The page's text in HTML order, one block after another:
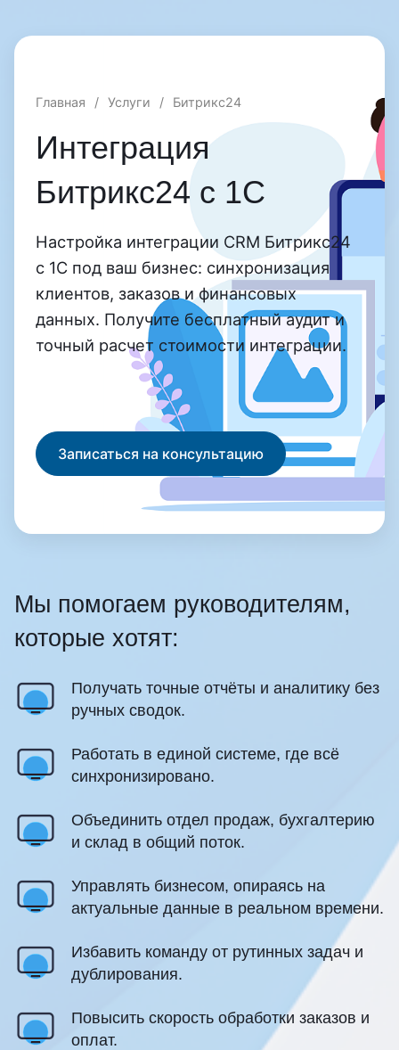
Главная / Услуги / Битрикс24
Интеграция
Битрикс24 с 1С
Настройка интеграции CRM Битрикс24
с 1С под ваш бизнес: синхронизация
клиентов, заказов и финансовых
данных. Получите бесплатный аудит и
точный расчет стоимости интеграции.
Записаться на консультацию
Мы помогаем руководителям,
которые хотят:
Получать точные отчёты и аналитику без
ручных сводок.
Работать в единой системе, где всё
синхронизировано.
Объединить отдел продаж, бухгалтерию
и склад в общий поток.
Управлять бизнесом, опираясь на
актуальные данные в реальном времени.
Избавить команду от рутинных задач и
дублирования.
Повысить скорость обработки заказов и
оплат.